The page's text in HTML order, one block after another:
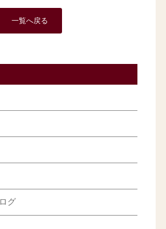
一覧へ戻る
グ